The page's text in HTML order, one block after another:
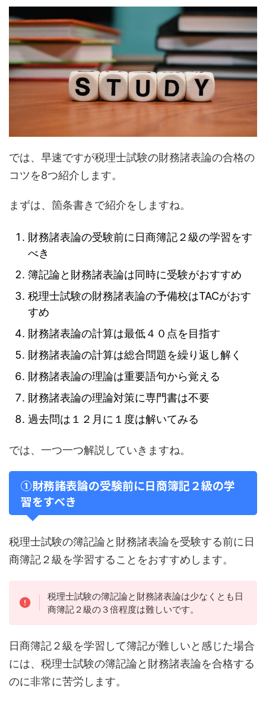
では、早速ですが税理士試験の財務諸表論の合格の
コツを8つ紹介します。
まずは、箇条書きで紹介をしますね。
財務諸表論の受験前に日商簿記２級の学習をす
べき
簿記論と財務諸表論は同時に受験がおすすめ
税理士試験の財務諸表論の予備校はTACがおす
すめ
財務諸表論の計算は最低４０点を目指す
財務諸表論の計算は総合問題を繰り返し解く
財務諸表論の理論は重要語句から覚える
財務諸表論の理論対策に専門書は不要
過去問は１２月に１度は解いてみる
では、一つ一つ解説していきますね。
①財務諸表論の受験前に日商簿記２級の学
習をすべき
税理士試験の簿記論と財務諸表論を受験する前に日
商簿記２級を学習することをおすすめします。
税理士試験の簿記論と財務諸表論は少なくとも日
商簿記２級の３倍程度は難しいです。
日商簿記２級を学習して簿記が難しいと感じた場合
には、税理士試験の簿記論と財務諸表論を合格する
のに非常に苦労します。